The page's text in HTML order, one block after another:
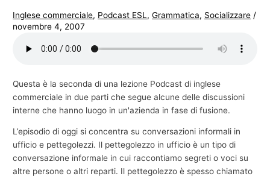
Inglese commerciale, Podcast ESL ,Grammatica, Socializzare /
novembre 4, 2007
Questa è la seconda di una lezione Podcast di inglese
commerciale in due parti che segue alcune delle discussioni
interne che hanno luogo in un'azienda in fase di fusione.
L’episodio di oggi si concentra su conversazioni informali in
ufficio e pettegolezzi. Il pettegolezzo in ufficio è un tipo di
conversazione informale in cui raccontiamo segreti o voci su
altre persone o altri reparti. Il pettegolezzo è spesso chiamato